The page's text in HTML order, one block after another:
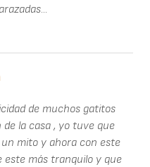
de muchos gatitos
de la casa , yo tuve que
mito y ahora con este
este más tranquilo y que